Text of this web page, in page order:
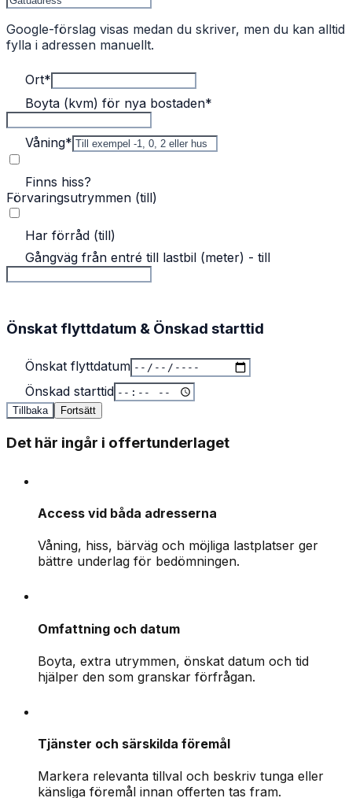
Google-förslag visas medan du skriver, men du kan alltid
fylla i adressen manuellt.
Ort*
Boyta (kvm) för nya bostaden*
Våning*
Finns hiss?
Förvaringsutrymmen (till)
Har förråd (till)
Gångväg från entré till lastbil (meter) - till
Önskat flyttdatum & Önskad starttid
Önskat flyttdatum
Önskad starttid
Tillbaka Fortsätt
Det här ingår i offertunderlaget
Access vid båda adresserna
Våning, hiss, bärväg och möjliga lastplatser ger
bättre underlag för bedömningen.
Omfattning och datum
Boyta, extra utrymmen, önskat datum och tid
hjälper den som granskar förfrågan.
Tjänster och särskilda föremål
Markera relevanta tillval och beskriv tunga eller
känsliga föremål innan offerten tas fram.